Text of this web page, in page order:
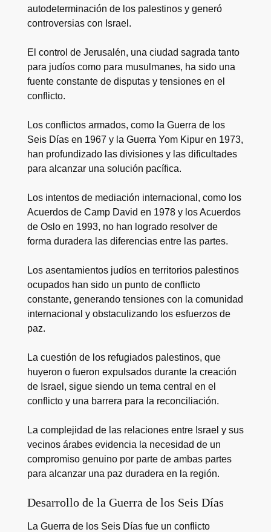
autodeterminación de los palestinos y generó
controversias con Israel.
El control de Jerusalén, una ciudad sagrada tanto
para judíos como para musulmanes, ha sido una
fuente constante de disputas y tensiones en el
conflicto.
Los conflictos armados, como la Guerra de los
Seis Días en 1967 y la Guerra Yom Kipur en 1973,
han profundizado las divisiones y las dificultades
para alcanzar una solución pacífica.
Los intentos de mediación internacional, como los
Acuerdos de Camp David en 1978 y los Acuerdos
de Oslo en 1993, no han logrado resolver de
forma duradera las diferencias entre las partes.
Los asentamientos judíos en territorios palestinos
ocupados han sido un punto de conflicto
constante, generando tensiones con la comunidad
internacional y obstaculizando los esfuerzos de
paz.
La cuestión de los refugiados palestinos, que
huyeron o fueron expulsados durante la creación
de Israel, sigue siendo un tema central en el
conflicto y una barrera para la reconciliación.
La complejidad de las relaciones entre Israel y sus
vecinos árabes evidencia la necesidad de un
compromiso genuino por parte de ambas partes
para alcanzar una paz duradera en la región.
Desarrollo de la Guerra de los Seis Días
La Guerra de los Seis Días fue un conflicto